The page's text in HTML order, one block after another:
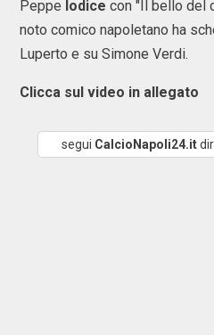
Peppe Iodice con "Il bello del
noto comico napoletano ha
Luperto e su Simone Verdi.
Clicca sul video in allegato
segui CalcioNapoli24.it